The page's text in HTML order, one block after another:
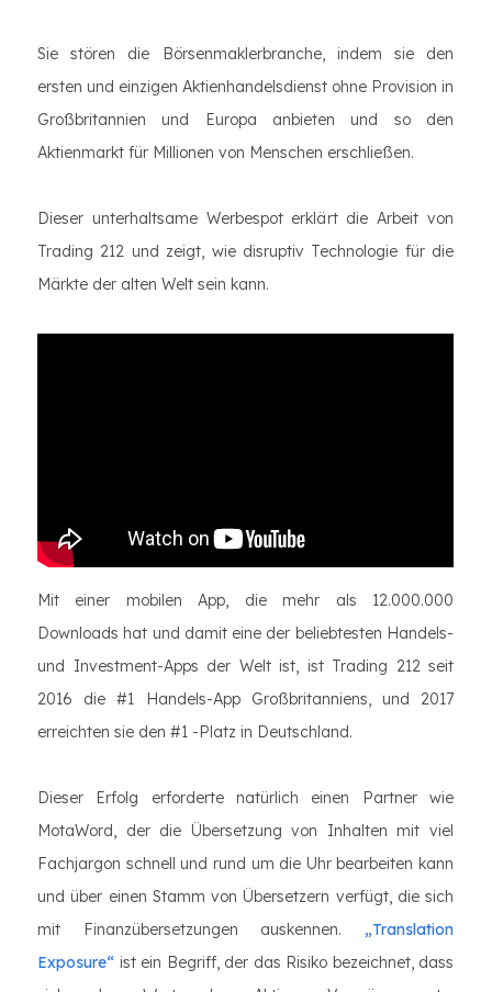
Sie stören die Börsenmaklerbranche, indem sie den
ersten und einzigen Aktienhandelsdienst ohne Provision in
Großbritannien und Europa anbieten und so den
Aktienmarkt für Millionen von Menschen erschließen.
Dieser unterhaltsame Werbespot erklärt die Arbeit von
Trading 212 und zeigt, wie disruptiv Technologie für die
Märkte der alten Welt sein kann.
Mit einer mobilen App, die mehr als 12.000.000
Downloads hat und damit eine der beliebtesten Handels-
und Investment-Apps der Welt ist, ist Trading 212 seit
2016 die #1 Handels-App Großbritanniens, und 2017
erreichten sie den #1 -Platz in Deutschland.
Dieser Erfolg erforderte natürlich einen Partner wie
MotaWord, der die Übersetzung von Inhalten mit viel
Fachjargon schnell und rund um die Uhr bearbeiten kann
und über einen Stamm von Übersetzern verfügt, die sich
mit Finanzübersetzungen auskennen. „Translation
Exposure“ ist ein Begriff, der das Risiko bezeichnet, dass